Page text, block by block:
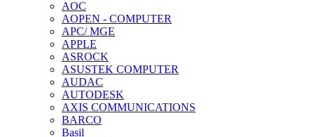
AOC
AOPEN - COMPUTER
APC/ MGE
APPLE
ASROCK
ASUSTEK COMPUTER
AUDAC
AUTODESK
AXIS COMMUNICATIONS
BARCO
Basil